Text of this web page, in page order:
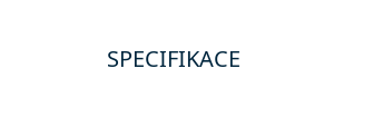
SPECIFIKACE